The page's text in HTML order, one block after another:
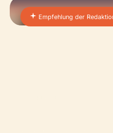
Empfehlung der